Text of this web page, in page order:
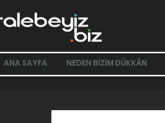
ANA SAYFA NEDEN BİZİM DÜKKÂN